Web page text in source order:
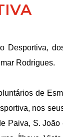
Rodrigues.
de
nos
Paiva, S.